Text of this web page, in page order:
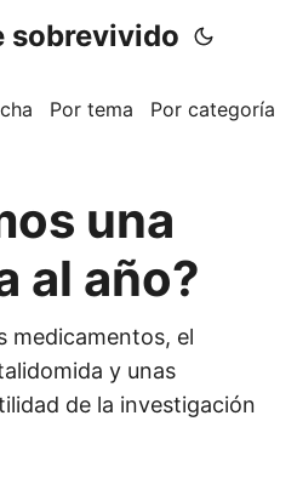
sobrevivido
Por tema Por categoría
una
al año?
medicamentos, el
y unas
de la investigación